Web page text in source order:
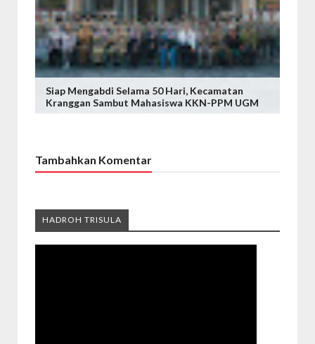
Siap Mengabdi Selama 50 Hari, Kecamatan
Kranggan Sambut Mahasiswa KKN-PPM UGM
Tambahkan Komentar
HADROH TRISULA